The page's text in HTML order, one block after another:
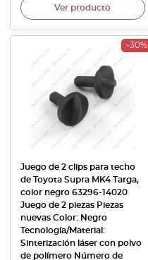
Ver producto
-30%
Juego de 2 clips para techo
de Toyota Supra MK4 Targa,
color negro 63296-14020
Juego de 2 piezas Piezas
nuevas Color: Negro
Tecnología/Material:
Sinterización láser con polvo
de polímero Número de